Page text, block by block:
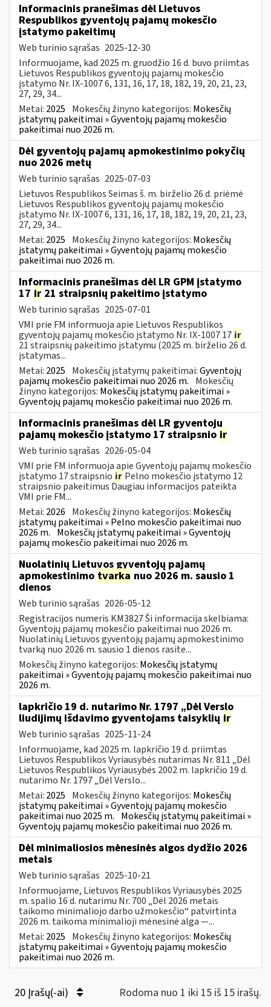
Informacinis pranešimas dėl Lietuvos
Respublikos gyventojų pajamų mokesčio
įstatymo pakeitimų
Web turinio sąrašas 2025-12-30
Informuojame, kad 2025 m. gruodžio 16 d. buvo priimtas
Lietuvos Respublikos gyventojų pajamų mokesčio
įstatymo Nr. IX-1007 6, 131, 16, 17, 18, 182, 19, 20, 21, 23,
27, 29, 34...
Metai: 2025 Mokesčių žinyno kategorijos: Mokesčių
įstatymų pakeitimai » Gyventojų pajamų mokesčio
pakeitimai nuo 2026 m.
Dėl gyventojų pajamų apmokestinimo pokyčių
nuo 2026 metų
Web turinio sąrašas 2025-07-03
Lietuvos Respublikos Seimas š. m. birželio 26 d. priėmė
Lietuvos Respublikos gyventojų pajamų mokesčio
įstatymo Nr. IX-1007 6, 131, 16, 17, 18, 182, 19, 20, 21, 23,
27, 29, 34...
Metai: 2025 Mokesčių žinyno kategorijos: Mokesčių
įstatymų pakeitimai » Gyventojų pajamų mokesčio
pakeitimai nuo 2026 m.
Informacinis pranešimas dėl LR GPM įstatymo
17 ir 21 straipsnių pakeitimo įstatymo
Web turinio sąrašas 2025-07-01
VMI prie FM informuoja apie Lietuvos Respublikos
gyventojų pajamų mokesčio įstatymo Nr. IX-1007 17 ir
21 straipsnių pakeitimo įstatymu (2025 m. birželio 26 d.
įstatymas...
Metai: 2025 Mokesčių įstatymų pakeitimai:Gyventojų
pajamų mokesčio pakeitimai nuo 2026 m. Mokesčių
žinyno kategorijos: Mokesčių įstatymų pakeitimai »
Gyventojų pajamų mokesčio pakeitimai nuo 2026 m.
Informacinis pranešimas dėl LR gyventojų
pajamų mokesčio įstatymo 17 straipsnio ir
Web turinio sąrašas 2026-05-04
VMI prie FM informuoja apie Gyventojų pajamų mokesčio
įstatymo 17 straipsnio ir Pelno mokesčio įstatymo 12
straipsnio pakeitimus Daugiau informacijos pateikta
VMI prie FM...
Metai: 2026 Mokesčių žinyno kategorijos: Mokesčių
įstatymų pakeitimai » Pelno mokesčio pakeitimai nuo
2026 m. Mokesčių įstatymų pakeitimai » Gyventojų
pajamų mokesčio pakeitimai nuo 2026 m.
Nuolatinių Lietuvos gyventojų pajamų
apmokestinimo tvarka nuo 2026 m. sausio 1
dienos
Web turinio sąrašas 2026-05-12
Registracijos numeris KM3827 Ši informacija skelbiama:
Gyventojų pajamų mokesčio pakeitimai nuo 2026 m.
Nuolatinių Lietuvos gyventojų pajamų apmokestinimo
tvarką nuo 2026 m. sausio 1 dienos rasite...
Mokesčių žinyno kategorijos: Mokesčių įstatymų
pakeitimai » Gyventojų pajamų mokesčio pakeitimai nuo
2026 m.
lapkričio 19 d. nutarimo Nr. 1797 „Dėl Verslo
liudijimų išdavimo gyventojams taisyklių ir
Web turinio sąrašas 2025-11-24
Informuojame, kad 2025 m. lapkričio 19 d. priimtas
Lietuvos Respublikos Vyriausybės nutarimas Nr. 811 „Dėl
Lietuvos Respublikos Vyriausybės 2002 m. lapkričio 19 d.
nutarimo Nr. 1797 „Dėl Verslo...
Metai: 2025 Mokesčių žinyno kategorijos: Mokesčių
įstatymų pakeitimai » Gyventojų pajamų mokesčio
pakeitimai nuo 2025 m. Mokesčių įstatymų pakeitimai »
Gyventojų pajamų mokesčio pakeitimai nuo 2026 m.
Dėl minimaliosios mėnesinės algos dydžio 2026
metais
Web turinio sąrašas 2025-10-21
Informuojame, Lietuvos Respublikos Vyriausybės 2025
m. spalio 16 d. nutarimu Nr. 700 „Dėl 2026 metais
taikomo minimaliojo darbo užmokesčio“ patvirtinta
2026 m. taikoma minimalioji mėnesinė alga —...
Metai: 2025 Mokesčių žinyno kategorijos: Mokesčių
įstatymų pakeitimai » Gyventojų pajamų mokesčio
pakeitimai nuo 2026 m.
20 Įrašų(-ai) Rodoma nuo 1 iki 15 iš 15 irašų.